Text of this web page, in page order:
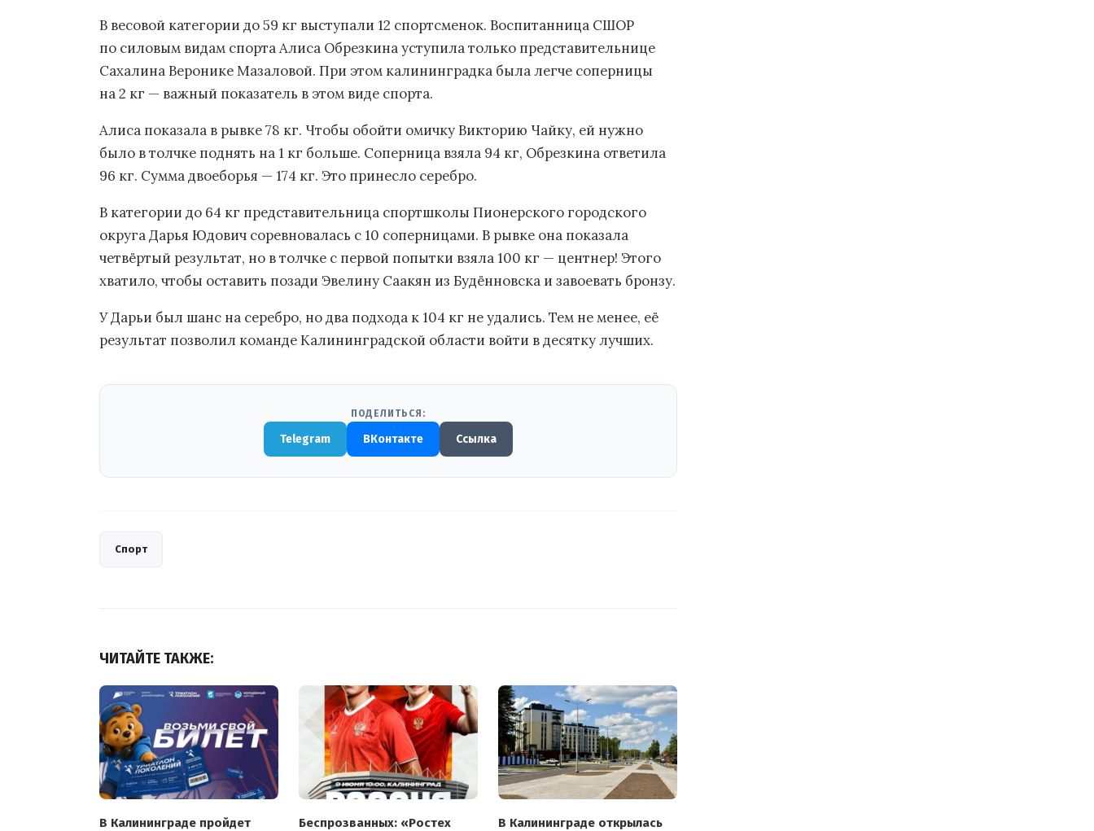
В весовой категории до 59 кг выступали 12 спортсменок. Воспитанница СШОР
по силовым видам спорта Алиса Обрезкина уступила только представительнице
Сахалина Веронике Мазаловой. При этом калининградка была легче соперницы
на 2 кг — важный показатель в этом виде спорта.
Алиса показала в рывке 78 кг. Чтобы обойти омичку Викторию Чайку, ей нужно
было в толчке поднять на 1 кг больше. Соперница взяла 94 кг, Обрезкина ответила
96 кг. Сумма двоеборья — 174 кг. Это принесло серебро.
В категории до 64 кг представительница спортшколы Пионерского городского
округа Дарья Юдович соревновалась с 10 соперницами. В рывке она показала
четвёртый результат, но в толчке с первой попытки взяла 100 кг — центнер! Этого
хватило, чтобы оставить позади Эвелину Саакян из Будённовска и завоевать бронзу.
У Дарьи был шанс на серебро, но два подхода к 104 кг не удались. Тем не менее, её
результат позволил команде Калининградской области войти в десятку лучших.
ПОДЕЛИТЬСЯ:
Telegram ВКонтакте Ссылка
Спорт
ЧИТАЙТЕ ТАКЖЕ:
В Калининграде пройдет
Беспрозванных: «Ростех
В Калининграде открылась